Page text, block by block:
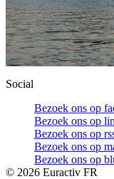
Social
Bezoek ons op
Bezoek ons op
Bezoek ons op
Bezoek ons op
Bezoek ons op
© 2026 Euractiv FR